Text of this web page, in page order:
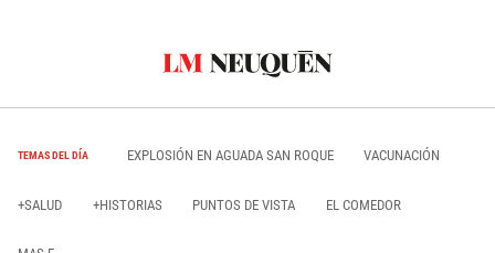
TEMAS DEL DÍA EXPLOSIÓN EN AGUADA SAN ROQUE VACUNACIÓN
+SALUD +HISTORIAS PUNTOS DE VISTA EL COMEDOR